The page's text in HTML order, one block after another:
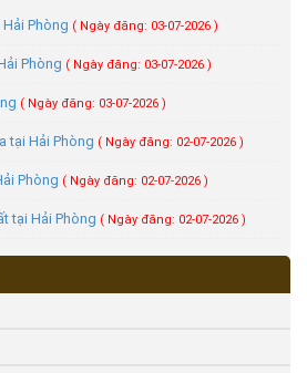
Phòng ( Ngày đăng: 03-07-2026 )
Phòng ( Ngày đăng: 03-07-2026 )
( Ngày đăng: 03-07-2026 )
tại Hải Phòng ( Ngày đăng: 02-07-2026 )
Phòng ( Ngày đăng: 02-07-2026 )
tại Hải Phòng ( Ngày đăng: 02-07-2026 )